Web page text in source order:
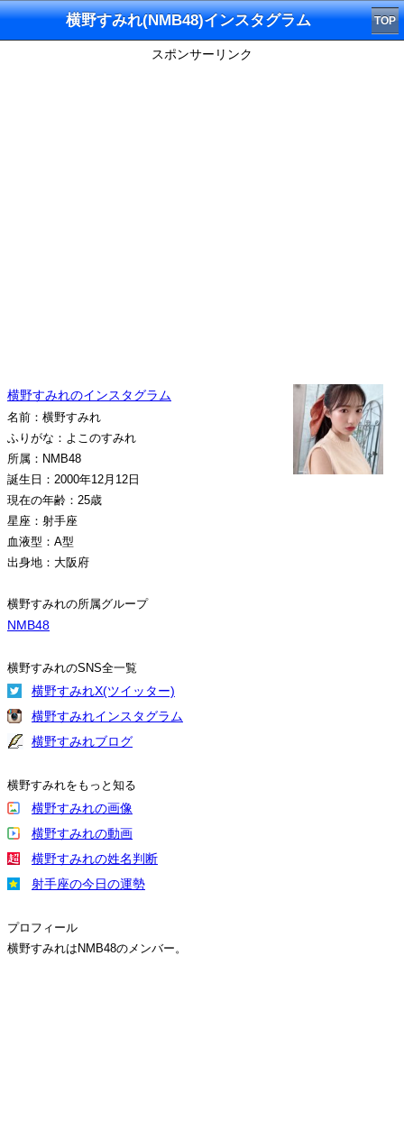
横野すみれ(NMB48)インスタグラム TOP
スポンサーリンク
横野すみれのインスタグラム
名前：横野すみれ
ふりがな：よこのすみれ
所属：NMB48
誕生日：2000年12月12日
現在の年齢：25歳
星座：射手座
血液型：A型
出身地：大阪府
横野すみれの所属グループ
NMB48
横野すみれのSNS全一覧
横野すみれX(ツイッター)
横野すみれインスタグラム
横野すみれブログ
横野すみれをもっと知る
横野すみれの画像
横野すみれの動画
横野すみれの姓名判断
射手座の今日の運勢
プロフィール
横野すみれはNMB48のメンバー。